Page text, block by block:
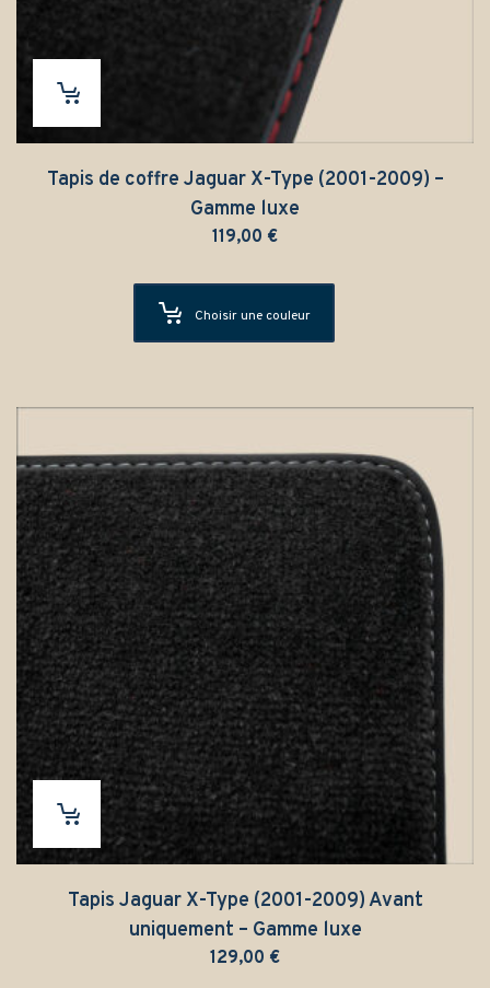
Tapis de coffre Jaguar X-Type (2001-2009) –
Gamme luxe
119,00 €
Choisir une couleur
Tapis Jaguar X-Type (2001-2009) Avant
uniquement – Gamme luxe
129,00 €